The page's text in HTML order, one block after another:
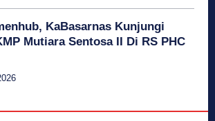
KaBasarnas Kunjungi
Mutiara Sentosa II Di RS PHC